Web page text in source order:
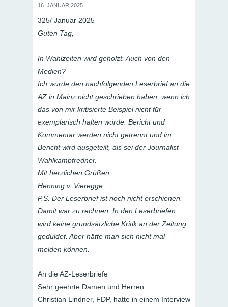
16. JANUAR 2025
325/ Januar 2025
Guten Tag,
In Wahlzeiten wird geholzt. Auch von den
Medien?
Ich würde den nachfolgenden Leserbrief an die
AZ in Mainz nicht geschrieben haben, wenn ich
das von mir kritisierte Beispiel nicht für
exemplarisch halten würde. Bericht und
Kommentar werden nicht getrennt und im
Bericht wird ausgeteilt, als sei der Journalist
Wahlkampfredner.
Mit herzlichen Grüßen
Henning v. Vieregge
P.S. Der Leserbrief ist noch nicht erschienen.
Damit war zu rechnen. In den Leserbriefen
wird keine grundsätzliche Kritik an der Zeitung
geduldet. Aber hätte man sich nicht mal
melden können.
An die AZ-Leserbriefe
Sehr geehrte Damen und Herren
Christian Lindner, FDP, hatte in einem Interview